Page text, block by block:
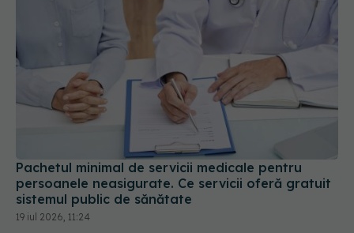
Pachetul minimal de servicii medicale pentru
persoanele neasigurate. Ce servicii oferă gratuit
sistemul public de sănătate
19 iul 2026, 11:24